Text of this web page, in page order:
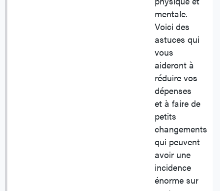
mentale.
Voici des
astuces qui
vous
aideront à
réduire vos
dépenses
et à faire de
petits
changements
qui peuvent
avoir une
incidence
énorme sur